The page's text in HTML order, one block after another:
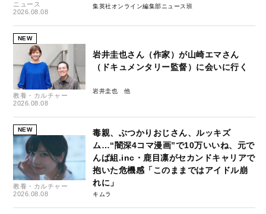
ニュース
2026.08.08
集英社オンライン編集部ニュース班
NEW
教養・カルチャー
2026.08.08
岩井圭也さん（作家）が山崎エマさん
（ドキュメンタリー監督）に会いに行く
岩井圭也
NEW
教養・カルチャー
2026.08.08
毒親、ぶつかりおじさん、ルッキズ
ム…“闇深4コマ漫画”で10万いいね、元で
んぱ組.inc・鹿目凛がセカンドキャリアで
抱いた危機感「このままではアイドル崩
れに」
キムラ